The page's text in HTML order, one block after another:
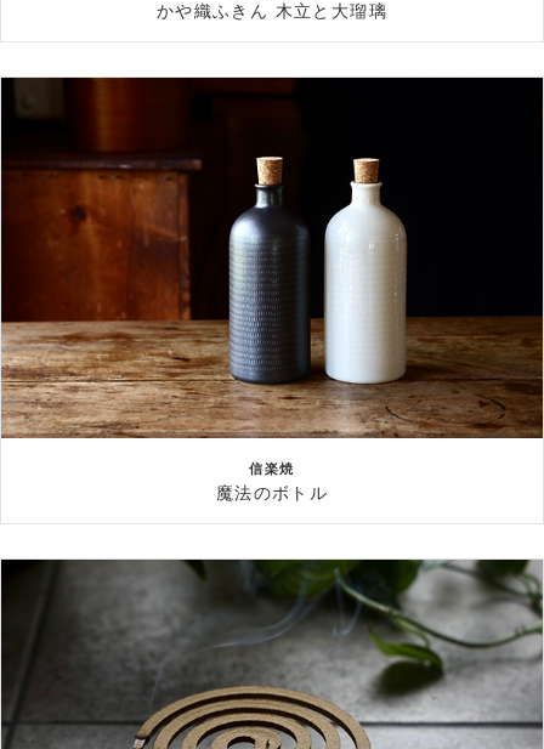
かや織ふきん 木立と大瑠璃
信楽焼
魔法のボトル